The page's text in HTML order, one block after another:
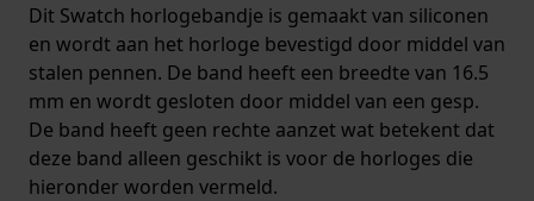
Dit Swatch horlogebandje is gemaakt van siliconen
en wordt aan het horloge bevestigd door middel van
stalen pennen. De band heeft een breedte van 16.5
mm en wordt gesloten door middel van een gesp.
De band heeft geen rechte aanzet wat betekent dat
deze band alleen geschikt is voor de horloges die
hieronder worden vermeld.